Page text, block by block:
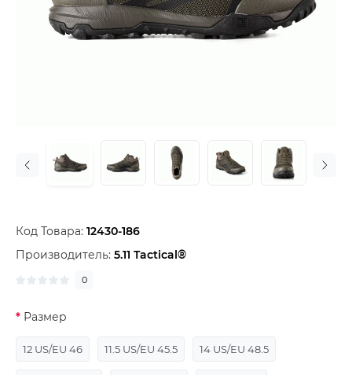
Код Товара: 12430-186
Производитель: 5.11 Tactical®
0
Размер
12 US/EU 46 11.5 US/EU 45.5 14 US/EU 48.5